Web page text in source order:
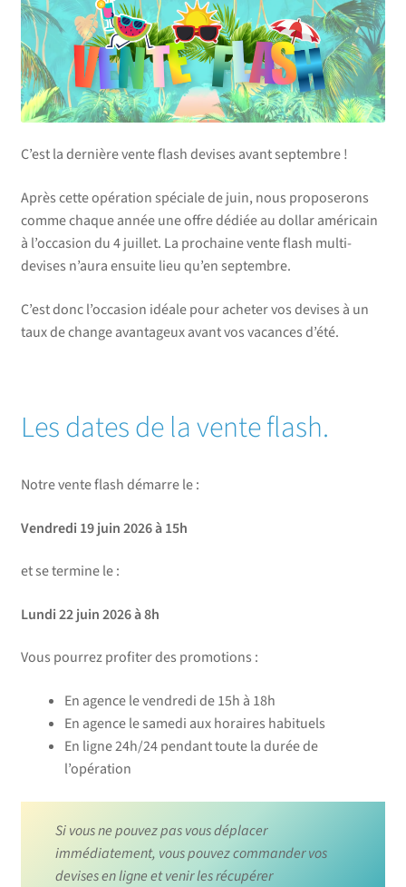
C’est la dernière vente flash devises avant septembre !
Après cette opération spéciale de juin, nous proposerons
comme chaque année une offre dédiée au dollar américain
à l’occasion du 4 juillet. La prochaine vente flash multi-
devises n’aura ensuite lieu qu’en septembre.
C’est donc l’occasion idéale pour acheter vos devises à un
taux de change avantageux avant vos vacances d’été.
Les dates de la vente flash.
Notre vente flash démarre le :
Vendredi 19 juin 2026 à 15h
et se termine le :
Lundi 22 juin 2026 à 8h
Vous pourrez profiter des promotions :
En agence le vendredi de 15h à 18h
En agence le samedi aux horaires habituels
En ligne 24h/24 pendant toute la durée de
l’opération
Si vous ne pouvez pas vous déplacer
immédiatement, vous pouvez commander vos
devises en ligne et venir les récupérer